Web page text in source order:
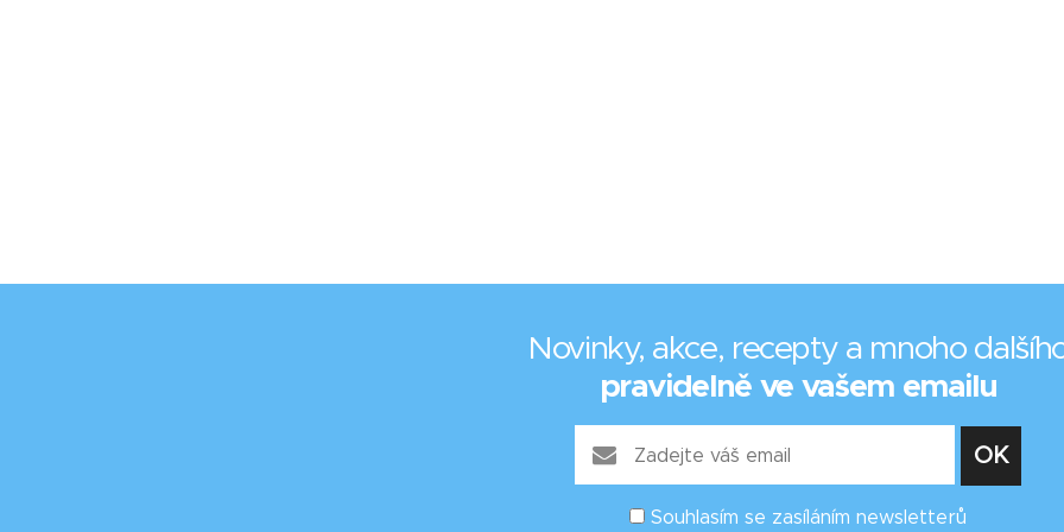
Novinky, akce, recepty a mnoho
pravidelně ve vašem emailu
Souhlasím se zasíláním newsletterů